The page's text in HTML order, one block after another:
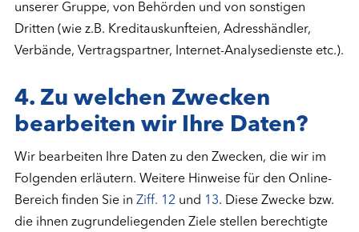
unserer Gruppe, von Behörden und von sonstigen
Dritten (wie z.B. Kreditauskunfteien, Adresshändler,
Verbände, Vertragspartner, Internet-Analysedienste etc.).
4.Zu welchen Zwecken
bearbeiten wir Ihre Daten?
Wir bearbeiten Ihre Daten zu den Zwecken, die wir im
Folgenden erläutern. Weitere Hinweise für den Online-
Bereich finden Sie in Ziff. 12 und 13. Diese Zwecke bzw.
die ihnen zugrundeliegenden Ziele stellen berechtigte